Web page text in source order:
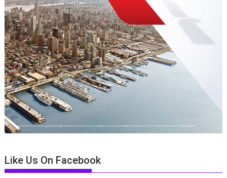
Like Us On Facebook